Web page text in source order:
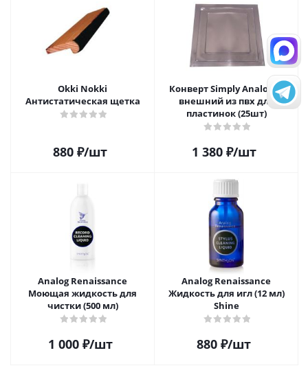
Okki Nokki
Антистатическая щетка
880 ₽/шт
Конверт Simply Analog 7"
внешний из пвх для
пластинок (25шт)
1 380₽/шт
Analog Renaissance
Моющая жидкость для
чистки (500 мл)
1 000₽/шт
Analog Renaissance
Жидкость для игл (12 мл)
Shine
880 ₽/шт